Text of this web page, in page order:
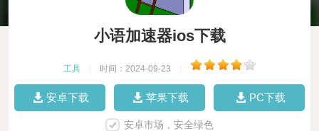
小语加速器ios下载
工具 时间：2024-09-23
安卓下载 苹果下载 PC下载
安卓市场，安全绿色